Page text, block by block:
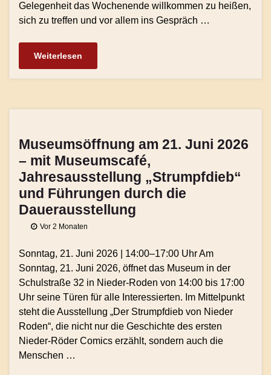
Gelegenheit das Wochenende willkommen zu heißen,
sich zu treffen und vor allem ins Gespräch …
Weiterlesen
Museumsöffnung am 21. Juni 2026
– mit Museumscafé,
Jahresausstellung „Strumpfdieb“
und Führungen durch die
Dauerausstellung
Vor 2 Monaten
Sonntag, 21. Juni 2026 | 14:00–17:00 Uhr Am
Sonntag, 21. Juni 2026, öffnet das Museum in der
Schulstraße 32 in Nieder-Roden von 14:00 bis 17:00
Uhr seine Türen für alle Interessierten. Im Mittelpunkt
steht die Ausstellung „Der Strumpfdieb von Nieder
Roden“, die nicht nur die Geschichte des ersten
Nieder-Röder Comics erzählt, sondern auch die
Menschen …